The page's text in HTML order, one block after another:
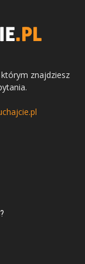
znajdziesz